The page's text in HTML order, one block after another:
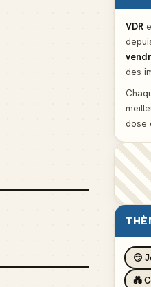
VDR
des
dose
😏
💑